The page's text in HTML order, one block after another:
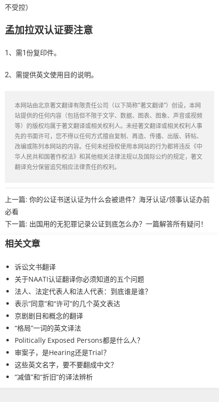
不受控）
孟加拉双认证要注意
1、需1份复印件。
2、需提供英文使用目的说明。
本网站由北京著文翻译有限责任公司（以下简称“著文翻译”）创设，本网
站提供的任何内容（包括但不限于文字、数据、图表、图象、声音或视频
等）的版权均属于著文翻译或相关权利人。未经著文翻译或相关权利人事
先的书面许可，您不得以任何方式擅自复制、再造、传播、出版、转帖、
改编或陈列本网站的内容。任何未经授权使用本网站的行为都将违反《中
华人民共和国著作权法》和其他相关法律法规以及国际公约的规定，著文
翻译充分保留追究相应法律责任的权利。
上一篇: 你的公证书送认证为什么会被退件？海牙认证/领事认证办前
必看
下一篇: 出国用的无犯罪记录公证到底怎么办？一篇解答所有疑问！
相关文章
诉讼文书翻译
关于NAATI认证翻译你必须知道的五个问题
法人、法定代表人和法人代表：到底谁是谁？
表示“同意”和“许可”的几个英文表达
京剧剧目和概念的翻译
“格局”一词的英文译法
Politically Exposed Persons都是什么人？
审案子，是Hearing还是Trial？
这些英文名字，要不要翻成中文？
“减值”和“折旧”的译法辨析